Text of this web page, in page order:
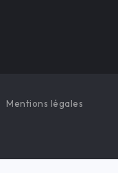
Mentions légales